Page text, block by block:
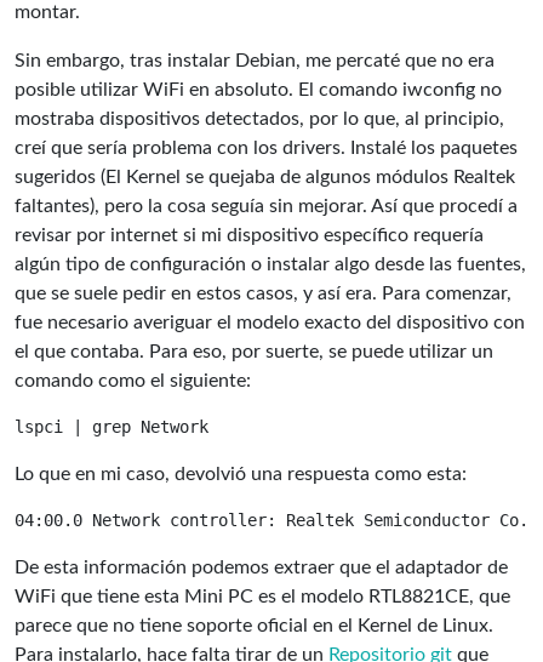
montar.
Sin embargo, tras instalar Debian, me percaté que no era
posible utilizar WiFi en absoluto. El comando iwconfig no
mostraba dispositivos detectados, por lo que, al principio,
creí que sería problema con los drivers. Instalé los paquetes
sugeridos (El Kernel se quejaba de algunos módulos Realtek
faltantes), pero la cosa seguía sin mejorar. Así que procedí a
revisar por internet si mi dispositivo específico requería
algún tipo de configuración o instalar algo desde las fuentes,
que se suele pedir en estos casos, y así era. Para comenzar,
fue necesario averiguar el modelo exacto del dispositivo con
el que contaba. Para eso, por suerte, se puede utilizar un
comando como el siguiente:
Lo que en mi caso, devolvió una respuesta como esta:
De esta información podemos extraer que el adaptador de
WiFi que tiene esta Mini PC es el modelo RTL8821CE, que
parece que no tiene soporte oficial en el Kernel de Linux.
Para instalarlo, hace falta tirar de un Repositorio git que